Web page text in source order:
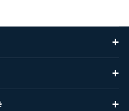
+
+
+